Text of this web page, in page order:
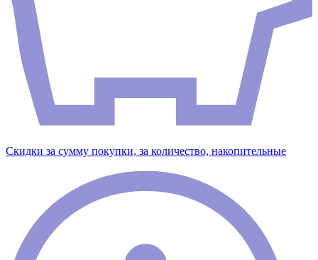
Скидки за сумму покупки, за количество, накопительные